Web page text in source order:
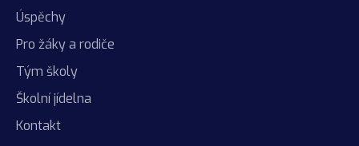
Úspěchy
Pro žáky a rodiče
Tým školy
Školní jídelna
Kontakt